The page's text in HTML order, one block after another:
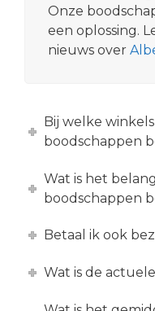
Onze
een oplossing.
nieuws over
Bij welke
boodschappen
Wat is het
boodschappen
Betaal ik ook
Wat is de